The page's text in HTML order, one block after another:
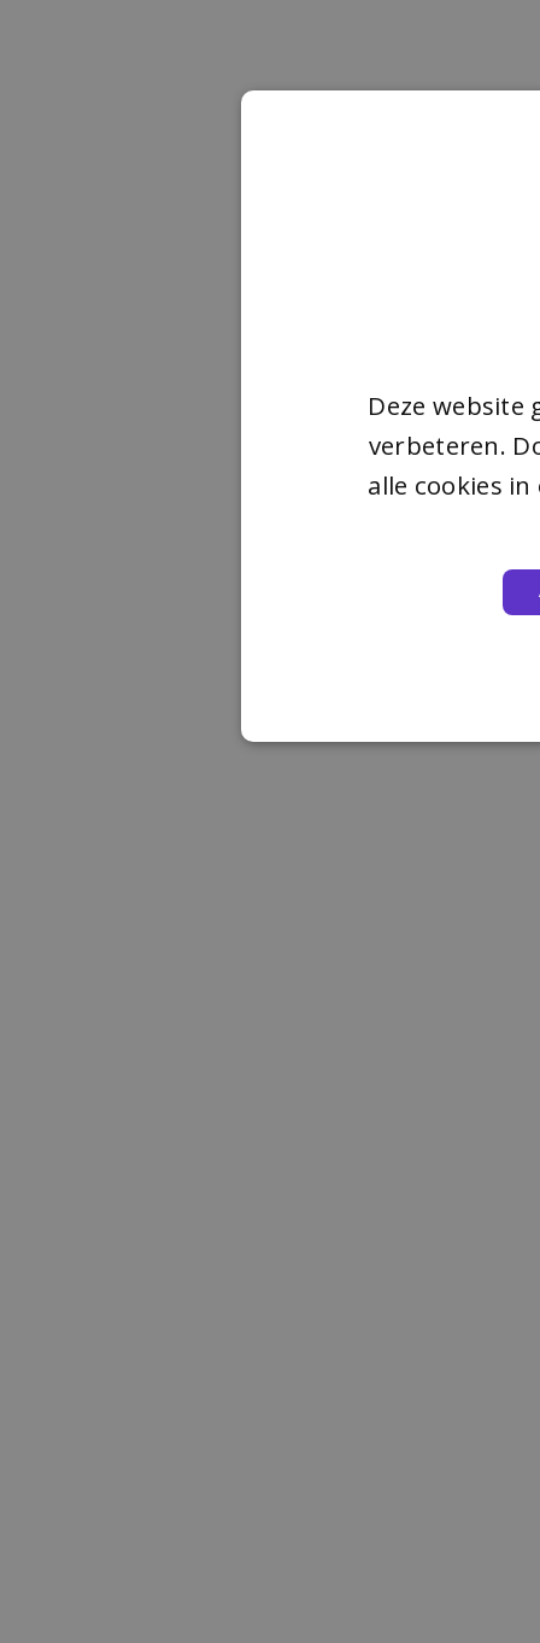
Deze
verbeteren.
alle cookies